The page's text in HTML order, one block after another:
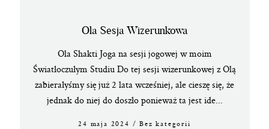
Ola Sesja Wizerunkowa
Ola Shakti Joga na sesji jogowej w moim
Światłoczułym Studiu Do tej sesji wizerunkowej z Olą
zabierałyśmy się już 2 lata wcześniej, ale cieszę się, że
jednak do niej do doszło ponieważ ta jest ide...
24 maja 2024 /Bez kategorii